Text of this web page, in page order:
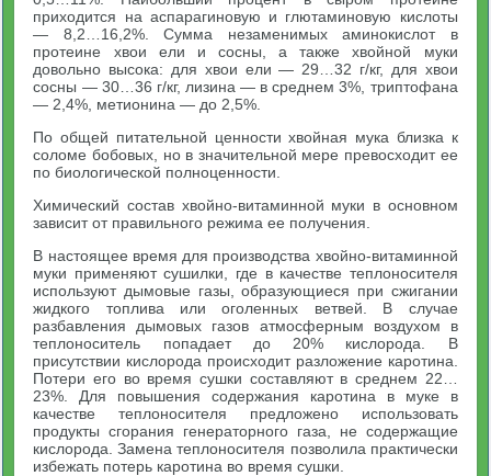
приходится на аспарагиновую и глютаминовую кислоты
— 8,2…16,2%. Сумма незаменимых аминокислот в
протеине хвои ели и сосны, а также хвойной муки
довольно высока: для хвои ели — 29…32 г/кг, для хвои
сосны — 30…36 г/кг, лизина — в среднем 3%, триптофана
— 2,4%, метионина — до 2,5%.
По общей питательной ценности хвойная мука близка к
соломе бобовых, но в значительной мере превосходит ее
по биологической полноценности.
Химический состав хвойно-витаминной муки в основном
зависит от правильного режима ее получения.
В настоящее время для производства хвойно-витаминной
муки применяют сушилки, где в качестве теплоносителя
используют дымовые газы, образующиеся при сжигании
жидкого топлива или оголенных ветвей. В случае
разбавления дымовых газов атмосферным воздухом в
теплоноситель попадает до 20% кислорода. В
присутствии кислорода происходит разложение каротина.
Потери его во время сушки составляют в среднем 22…
23%. Для повышения содержания каротина в муке в
качестве теплоносителя предложено использовать
продукты сгорания генераторного газа, не содержащие
кислорода. Замена теплоносителя позволила практически
избежать потерь каротина во время сушки.